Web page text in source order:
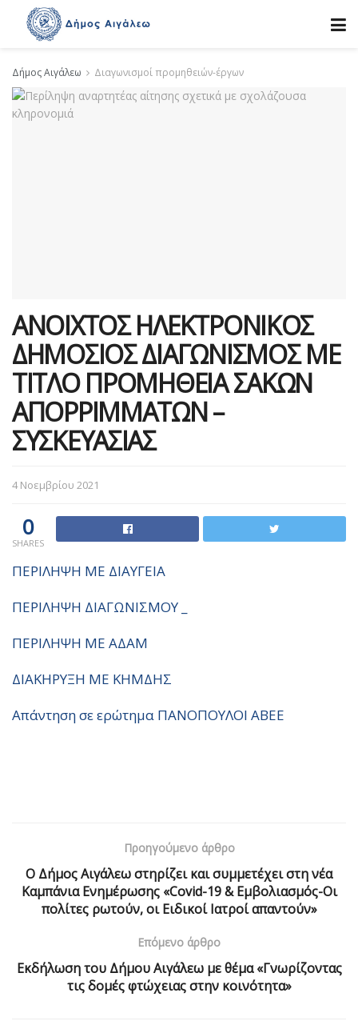
Δήμος Αιγάλεω Διαγωνισμοί προμηθειών-έργων
ΑΝΟΙΧΤΟΣ ΗΛΕΚΤΡΟΝΙΚΟΣ
ΔΗΜΟΣΙΟΣ ΔΙΑΓΩΝΙΣΜΟΣ ΜΕ
ΤΙΤΛΟ ΠΡΟΜΗΘΕΙΑ ΣΑΚΩΝ
ΑΠΟΡΡΙΜΜΑΤΩΝ –
ΣΥΣΚΕΥΑΣΙΑΣ
4 Νοεμβρίου 2021
0
SHARES
ΠΕΡΙΛΗΨΗ ΜΕ ΔΙΑΥΓΕΙΑ
ΠΕΡΙΛΗΨΗ ΔΙΑΓΩΝΙΣΜΟΥ _
ΠΕΡΙΛΗΨΗ ΜΕ ΑΔΑΜ
ΔΙΑΚΗΡΥΞΗ ΜΕ ΚΗΜΔΗΣ
Απάντηση σε ερώτημα ΠΑΝΟΠΟΥΛΟΙ ΑΒΕΕ
Προηγούμενο άρθρο
Ο Δήμος Αιγάλεω στηρίζει και συμμετέχει στη νέα
Καμπάνια Ενημέρωσης «Covid-19 & Εμβολιασμός-Οι
πολίτες ρωτούν, οι Ειδικοί Ιατροί απαντούν»
Επόμενο άρθρο
Εκδήλωση του Δήμου Αιγάλεω με θέμα «Γνωρίζοντας
τις δομές φτώχειας στην κοινότητα»